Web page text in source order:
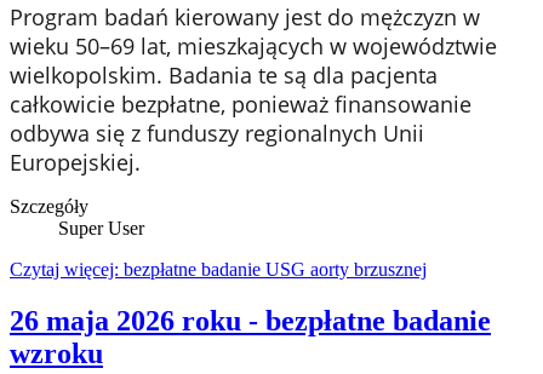
Program badań kierowany jest do mężczyzn w
wieku 50–69 lat, mieszkających w województwie
wielkopolskim. Badania te są dla pacjenta
całkowicie bezpłatne, ponieważ finansowanie
odbywa się z funduszy regionalnych Unii
Europejskiej.
Szczegóły
Super User
Czytaj więcej: bezpłatne badanie USG aorty brzusznej
26 maja 2026 roku - bezpłatne badanie
wzroku